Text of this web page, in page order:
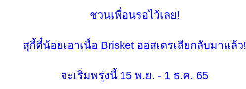
ชวนเพื่อนรอไว้เลย!
สุกี้ตี๋น้อยเอาเนื้อ Brisket ออสเตรเลียกลับมาแล้ว!
จะเริ่มพรุ่งนี้ 15 พ.ย. - 1 ธ.ค. 65